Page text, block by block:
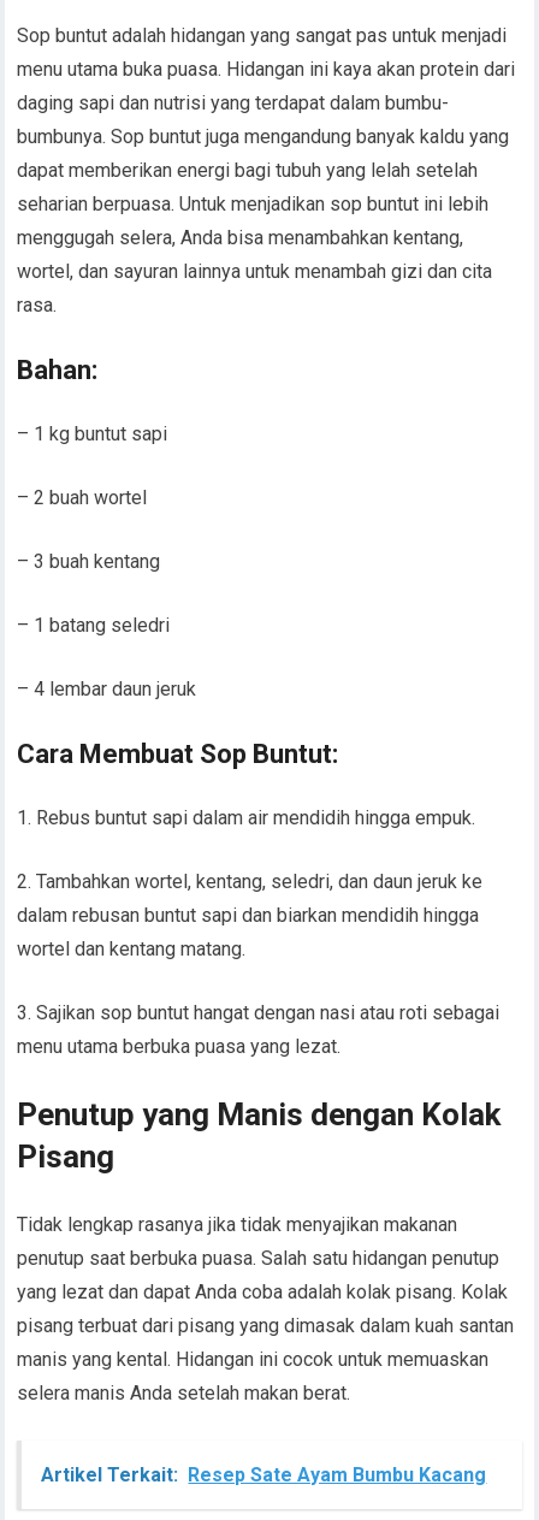
Sop buntut adalah hidangan yang sangat pas untuk menjadi
menu utama buka puasa. Hidangan ini kaya akan protein dari
daging sapi dan nutrisi yang terdapat dalam bumbu-
bumbunya. Sop buntut juga mengandung banyak kaldu yang
dapat memberikan energi bagi tubuh yang lelah setelah
seharian berpuasa. Untuk menjadikan sop buntut ini lebih
menggugah selera, Anda bisa menambahkan kentang,
wortel, dan sayuran lainnya untuk menambah gizi dan cita
rasa.
Bahan:
– 1 kg buntut sapi
– 2 buah wortel
– 3 buah kentang
– 1 batang seledri
– 4 lembar daun jeruk
Cara Membuat Sop Buntut:
1. Rebus buntut sapi dalam air mendidih hingga empuk.
2. Tambahkan wortel, kentang, seledri, dan daun jeruk ke
dalam rebusan buntut sapi dan biarkan mendidih hingga
wortel dan kentang matang.
3. Sajikan sop buntut hangat dengan nasi atau roti sebagai
menu utama berbuka puasa yang lezat.
Penutup yang Manis dengan Kolak
Pisang
Tidak lengkap rasanya jika tidak menyajikan makanan
penutup saat berbuka puasa. Salah satu hidangan penutup
yang lezat dan dapat Anda coba adalah kolak pisang. Kolak
pisang terbuat dari pisang yang dimasak dalam kuah santan
manis yang kental. Hidangan ini cocok untuk memuaskan
selera manis Anda setelah makan berat.
Artikel Terkait: Resep Sate Ayam Bumbu Kacang